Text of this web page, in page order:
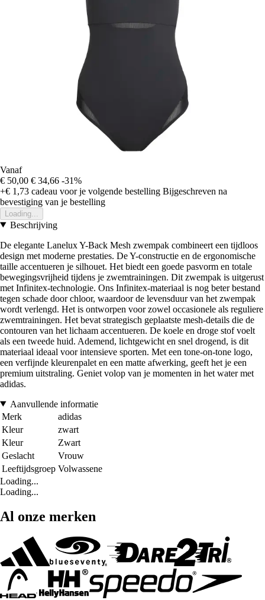
Vanaf
€ 50,00 € 34,66 -31%
+€ 1,73 cadeau voor je volgende bestelling Bijgeschreven na
bevestiging van je bestelling
Loading...
Beschrijving
De elegante Lanelux Y-Back Mesh zwempak combineert een tijdloos
design met moderne prestaties. De Y-constructie en de ergonomische
taille accentueren je silhouet. Het biedt een goede pasvorm en totale
bewegingsvrijheid tijdens je zwemtrainingen. Dit zwempak is uitgerust
met Infinitex-technologie. Ons Infinitex-materiaal is nog beter bestand
tegen schade door chloor, waardoor de levensduur van het zwempak
wordt verlengd. Het is ontworpen voor zowel occasionele als reguliere
zwemtrainingen. Het bevat strategisch geplaatste mesh-details die de
contouren van het lichaam accentueren. De koele en droge stof voelt
als een tweede huid. Ademend, lichtgewicht en snel drogend, is dit
materiaal ideaal voor intensieve sporten. Met een tone-on-tone logo,
een verfijnde kleurenpalet en een matte afwerking, geeft het je een
premium uitstraling. Geniet volop van je momenten in het water met
adidas.
Aanvullende informatie
Merk
adidas
Kleur
zwart
Kleur
Zwart
Geslacht
Vrouw
Leeftijdsgroep Volwassene
Loading...
Loading...
Al onze merken